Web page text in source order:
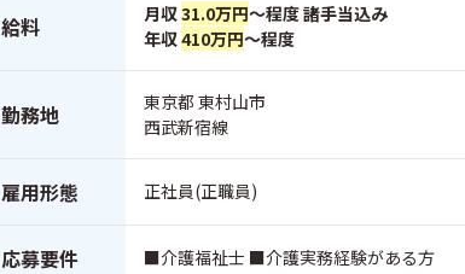
給料 月収31.0万円～程度 諸手当込み
年収410万円～程度
勤務地
東京都 東村山市
西武新宿線
雇用形態 正社員(正職員)
応募要件 ■介護福祉士 ■介護実務経験がある方